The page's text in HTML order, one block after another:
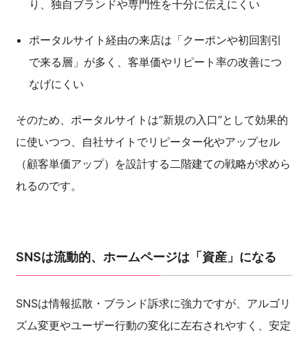
り、独自ブランドや専門性を十分に伝えにくい
ポータルサイト経由の来店は「クーポンや初回割引
で来る層」が多く、客単価やリピート率の改善につ
なげにくい
そのため、ポータルサイトは“新規の入口”として効果的
に使いつつ、自社サイトでリピーター化やアップセル
（顧客単価アップ）を設計する二階建ての戦略が求めら
れるのです。
SNSは流動的、ホームページは「資産」になる
SNSは情報拡散・ブランド訴求に強力ですが、アルゴリ
ズム変更やユーザー行動の変化に左右されやすく、安定